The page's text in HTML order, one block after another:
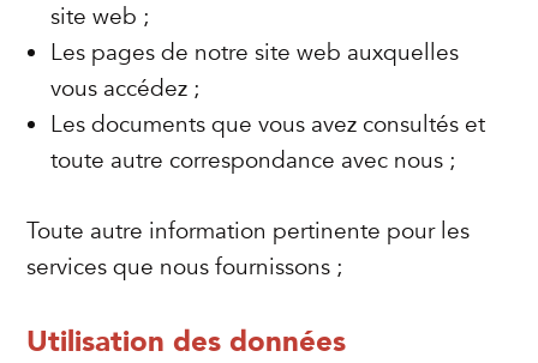
site web ;
Les pages de notre site web auxquelles
vous accédez ;
Les documents que vous avez consultés et
toute autre correspondance avec nous ;
Toute autre information pertinente pour les
services que nous fournissons ;
Utilisation des données